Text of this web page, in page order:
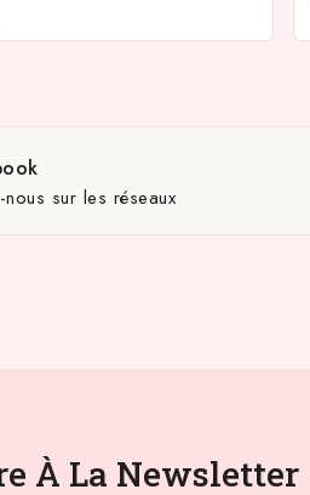
nous sur les réseaux
À La Newsletter